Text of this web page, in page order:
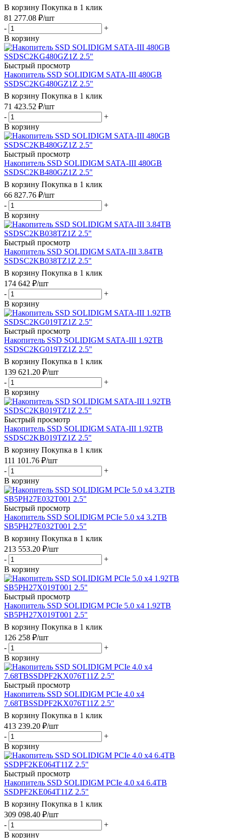
В корзину Покупка в 1 клик
81 277.08 ₽/шт
-
+
В корзину
Быстрый просмотр
Накопитель SSD SOLIDIGM SATA-III 480GB
SSDSC2KG480GZ1Z 2.5"
В корзину Покупка в 1 клик
71 423.52 ₽/шт
-
+
В корзину
Быстрый просмотр
Накопитель SSD SOLIDIGM SATA-III 480GB
SSDSC2KB480GZ1Z 2.5"
В корзину Покупка в 1 клик
66 827.76 ₽/шт
-
+
В корзину
Быстрый просмотр
Накопитель SSD SOLIDIGM SATA-III 3.84TB
SSDSC2KB038TZ1Z 2.5"
В корзину Покупка в 1 клик
174 642 ₽/шт
-
+
В корзину
Быстрый просмотр
Накопитель SSD SOLIDIGM SATA-III 1.92TB
SSDSC2KG019TZ1Z 2.5"
В корзину Покупка в 1 клик
139 621.20 ₽/шт
-
+
В корзину
Быстрый просмотр
Накопитель SSD SOLIDIGM SATA-III 1.92TB
SSDSC2KB019TZ1Z 2.5"
В корзину Покупка в 1 клик
111 101.76 ₽/шт
-
+
В корзину
Быстрый просмотр
Накопитель SSD SOLIDIGM PCIe 5.0 x4 3.2TB
SB5PH27E032T001 2.5"
В корзину Покупка в 1 клик
213 553.20 ₽/шт
-
+
В корзину
Быстрый просмотр
Накопитель SSD SOLIDIGM PCIe 5.0 x4 1.92TB
SB5PH27X019T001 2.5"
В корзину Покупка в 1 клик
126 258 ₽/шт
-
+
В корзину
Быстрый просмотр
Накопитель SSD SOLIDIGM PCIe 4.0 x4
7.68TBSSDPF2KX076T11Z 2.5"
В корзину Покупка в 1 клик
413 239.20 ₽/шт
-
+
В корзину
Быстрый просмотр
Накопитель SSD SOLIDIGM PCIe 4.0 x4 6.4TB
SSDPF2KE064T11Z 2.5"
В корзину Покупка в 1 клик
309 098.40 ₽/шт
-
+
В корзину